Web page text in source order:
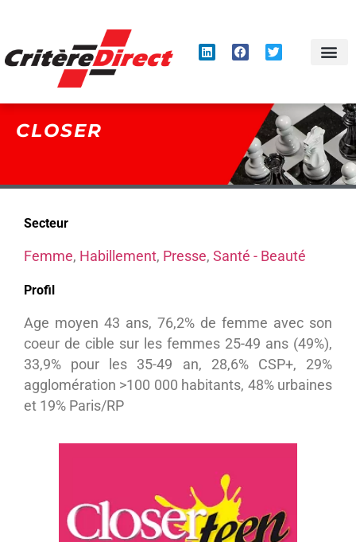
CLOSER
Secteur
Femme, Habillement, Presse, Santé - Beauté
Profil
Age moyen 43 ans, 76,2% de femme avec son
coeur de cible sur les femmes 25-49 ans (49%),
33,9% pour les 35-49 an, 28,6% CSP+, 29%
agglomération >100 000 habitants, 48% urbaines
et 19% Paris/RP